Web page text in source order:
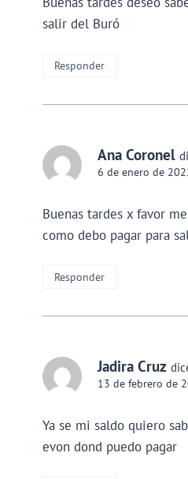
salir del Buró
Responder
Ana Coronel
6 de enero de
Buenas tardes x favor
como debo pagar para
Responder
Jadira Cruz
13 de febrero de
Ya se mi saldo quiero
evon dond puedo pagar